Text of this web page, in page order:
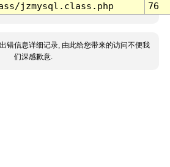
jzmysql.class.php 76
错信息详细记录, 由此给您带来的访问不便我
们深感歉意.